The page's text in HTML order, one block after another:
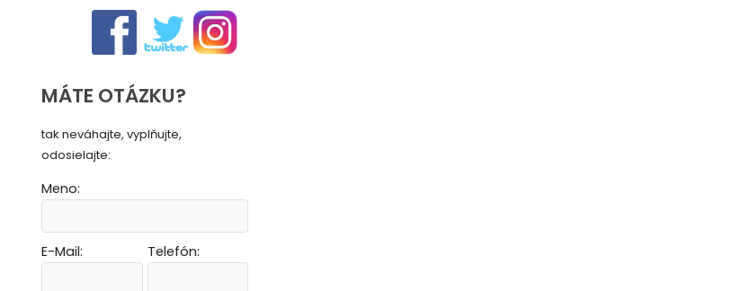
MÁTE OTÁZKU?
tak neváhajte, vyplňujte,
odosielajte:
Meno:
E-Mail:
Telefón: